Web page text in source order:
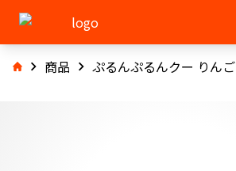
商品 ぷるんぷるんクー りんご